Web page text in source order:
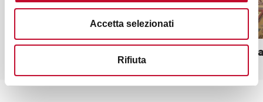
Accetta selezionati
Rifiuta
Giusti